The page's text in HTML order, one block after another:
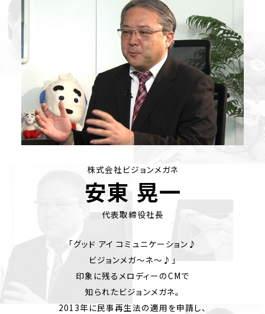
株式会社ビジョンメガネ
安東 晃一
代表取締役社長
「グッド アイ コミュニケーション♪
ビジョンメガ～ネ～♪」
印象に残るメロディーのCMで
知られたビジョンメガネ。
2013年に民事再生法の適用を申請し、